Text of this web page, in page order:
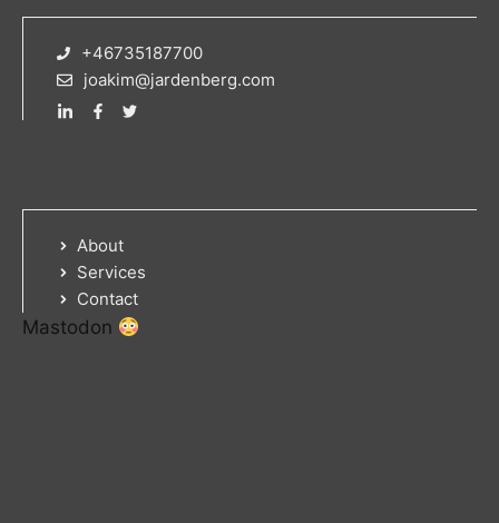
+46735187700
joakim@jardenberg.com
About
Services
Contact
Mastodon